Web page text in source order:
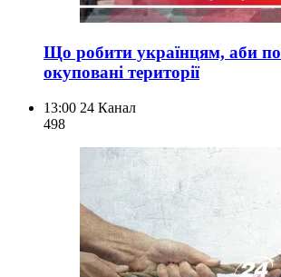
Що робити українцям, аби
окуповані території
13:00 24 Канал
498